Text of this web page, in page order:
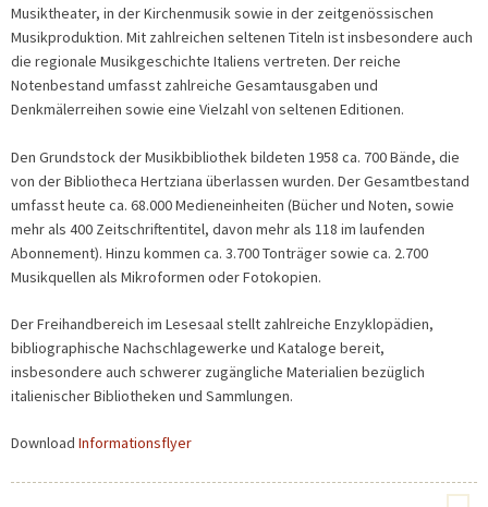
Musiktheater, in der Kirchenmusik sowie in der zeitgenössischen
Musikproduktion. Mit zahlreichen seltenen Titeln ist insbesondere auch
die regionale Musikgeschichte Italiens vertreten. Der reiche
Notenbestand umfasst zahlreiche Gesamtausgaben und
Denkmälerreihen sowie eine Vielzahl von seltenen Editionen.
Den Grundstock der Musikbibliothek bildeten 1958 ca. 700 Bände, die
von der Bibliotheca Hertziana überlassen wurden. Der Gesamtbestand
umfasst heute ca. 68.000 Medieneinheiten (Bücher und Noten, sowie
mehr als 400 Zeitschriftentitel, davon mehr als 118 im laufenden
Abonnement). Hinzu kommen ca. 3.700 Tonträger sowie ca. 2.700
Musikquellen als Mikroformen oder Fotokopien.
Der Freihandbereich im Lesesaal stellt zahlreiche Enzyklopädien,
bibliographische Nachschlagewerke und Kataloge bereit,
insbesondere auch schwerer zugängliche Materialien bezüglich
italienischer Bibliotheken und Sammlungen.
Download Informationsflyer